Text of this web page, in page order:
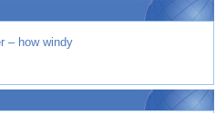
– how windy